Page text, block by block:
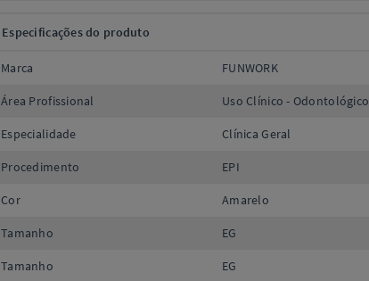
Especificações do produto
Marca FUNWORK
Área Profissional Uso Clínico - Odontológico
Especialidade Clínica Geral
Procedimento EPI
Cor Amarelo
Tamanho EG
Tamanho EG